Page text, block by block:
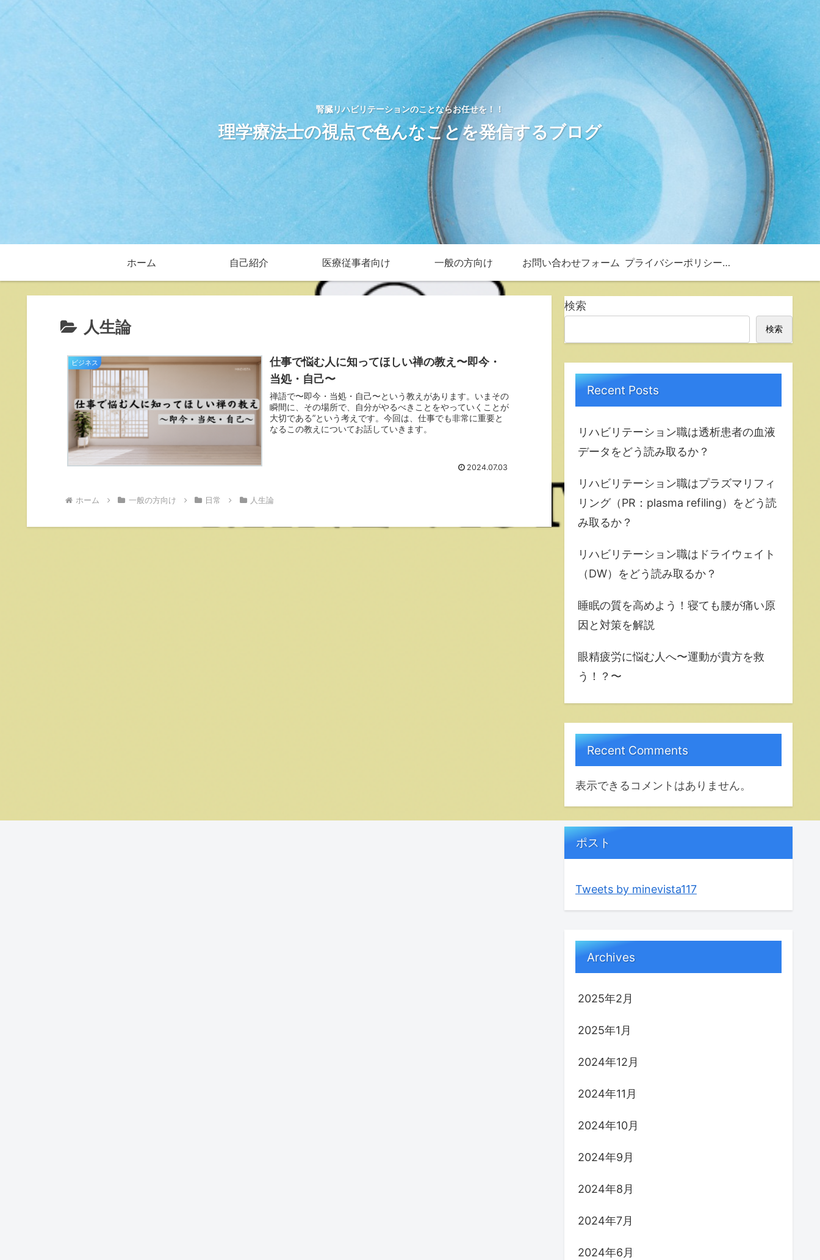
腎臓リハビリテーションのことならお任せを！！
理学療法士の視点で色んなことを発信するブログ
ホーム 自己紹介 医療従事者向け 一般の方向け お問い合わせフォーム プライバシーポリシー・免責事項
人生論
ビジネス
仕事で悩む人に知ってほしい禅の教え〜即今・
当処・自己〜
禅語で〜即今・当処・自己〜という教えがあります。いまその
瞬間に、その場所で、自分がやるべきことをやっていくことが
大切である”という考えです。今回は、仕事でも非常に重要と
なるこの教えについてお話していきます。
2024.07.03
ホーム 一般の方向け 日常 人生論
検索
検索
Recent Posts
リハビリテーション職は透析患者の血液
データをどう読み取るか？
リハビリテーション職はプラズマリフィ
リング（PR：plasma refiling）をどう読
み取るか？
リハビリテーション職はドライウェイト
（DW）をどう読み取るか？
睡眠の質を高めよう！寝ても腰が痛い原
因と対策を解説
眼精疲労に悩む人へ〜運動が貴方を救
う！？〜
Recent Comments
表示できるコメントはありません。
ポスト
Tweets by minevista117
Archives
2025年2月
2025年1月
2024年12月
2024年11月
2024年10月
2024年9月
2024年8月
2024年7月
2024年6月